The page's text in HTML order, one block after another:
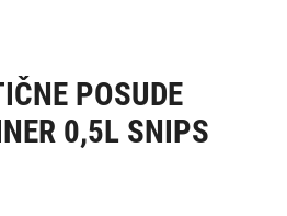
POSUDE
0,5L SNIPS